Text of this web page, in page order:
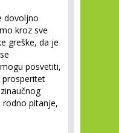
dovoljno
kroz sve
greške, da je
posvetiti,
prosperitet
rodno pitanje,